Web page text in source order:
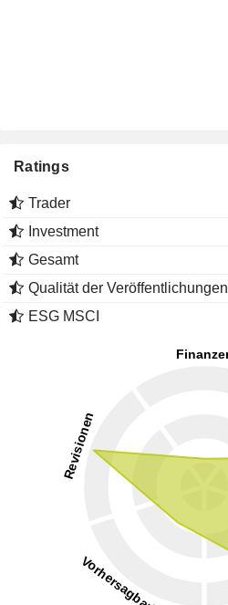
Ratings
Trader
Investment
Gesamt
Qualität der Veröffentlichungen
ESG MSCI